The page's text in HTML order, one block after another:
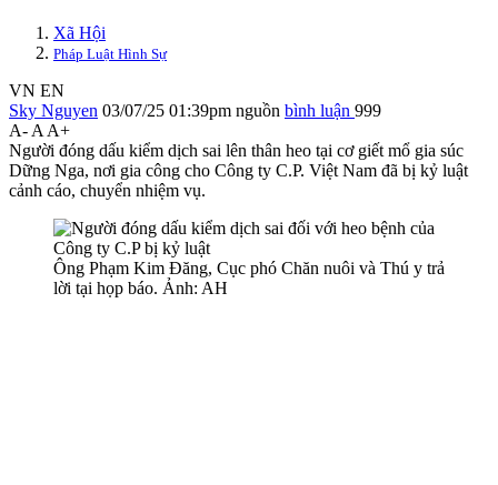
Xã Hội
Pháp Luật Hình Sự
VN EN
Sky Nguyen 03/07/25 01:39pm nguồn bình luận 999
A- A A+
Người đóng dấu kiểm dịch sai lên thân heo tại cơ giết mổ gia súc
Dững Nga, nơi gia công cho Công ty C.P. Việt Nam đã bị kỷ luật
cảnh cáo, chuyển nhiệm vụ.
Ông Phạm Kim Đăng, Cục phó Chăn nuôi và Thú y trả
lời tại họp báo. Ảnh: AH